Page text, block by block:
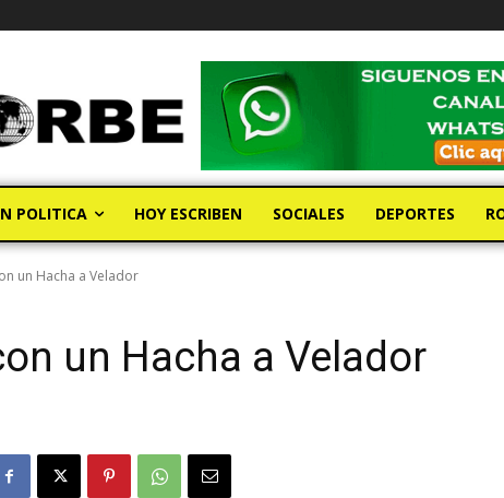
POLITICA HOY ESCRIBEN SOCIALES DEPORTES
un Hacha a Velador
un Hacha a Velador